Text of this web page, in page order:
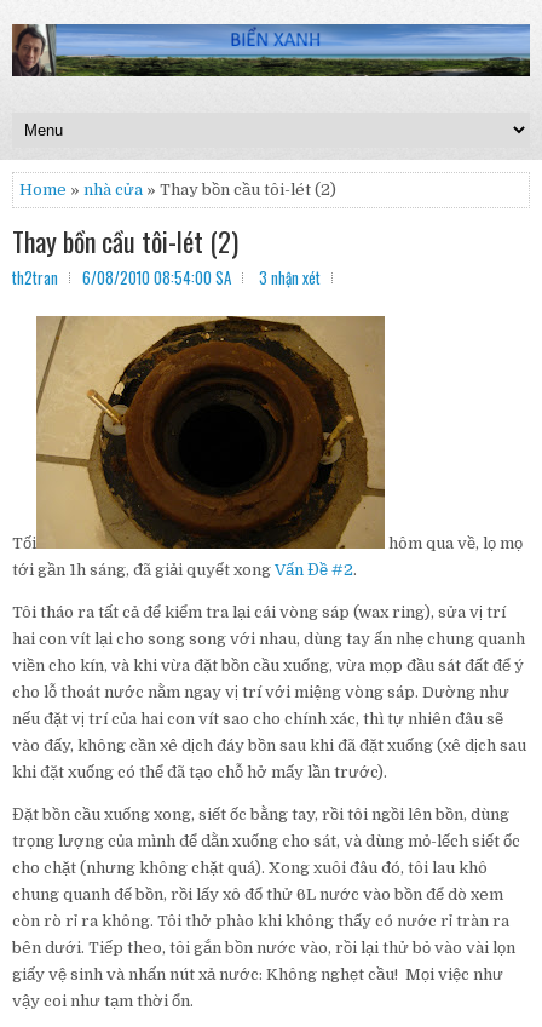
Home » nhà cửa » Thay bồn cầu tôi-lét (2)
Thay bồn cầu tôi-lét (2)
th2tran 6/08/2010 08:54:00 SA 3 nhận xét
Tối
hôm qua về, lọ mọ
tới gần 1h sáng, đã giải quyết xong Vấn Đề #2.
Tôi tháo ra tất cả để kiểm tra lại cái vòng sáp (wax ring), sửa vị trí
hai con vít lại cho song song với nhau, dùng tay ấn nhẹ chung quanh
viền cho kín, và khi vừa đặt bồn cầu xuống, vừa mọp đầu sát đất để ý
cho lỗ thoát nước nằm ngay vị trí với miệng vòng sáp. Dường như
nếu đặt vị trí của hai con vít sao cho chính xác, thì tự nhiên đâu sẽ
vào đấy, không cần xê dịch đáy bồn sau khi đã đặt xuống (xê dịch sau
khi đặt xuống có thể đã tạo chỗ hở mấy lần trước).
Đặt bồn cầu xuống xong, siết ốc bằng tay, rồi tôi ngồi lên bồn, dùng
trọng lượng của mình để dằn xuống cho sát, và dùng mỏ-lếch siết ốc
cho chặt (nhưng không chặt quá). Xong xuôi đâu đó, tôi lau khô
chung quanh đế bồn, rồi lấy xô đổ thử 6L nước vào bồn để dò xem
còn rò rỉ ra không. Tôi thở phào khi không thấy có nước rỉ tràn ra
bên dưới. Tiếp theo, tôi gắn bồn nước vào, rồi lại thử bỏ vào vài lọn
giấy vệ sinh và nhấn nút xả nước: Không nghẹt cầu! Mọi việc như
vậy coi như tạm thời ổn.